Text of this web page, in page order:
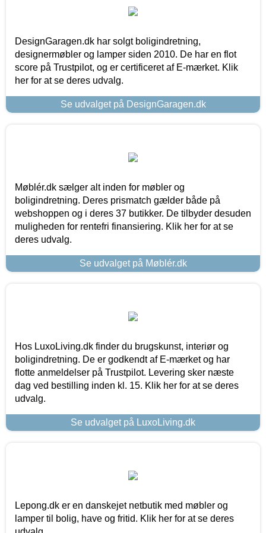
DesignGaragen.dk har solgt boligindretning,
designermøbler og lamper siden 2010. De har en flot
score på Trustpilot, og er certificeret af E-mærket. Klik
her for at se deres udvalg.
Se udvalget på DesignGaragen.dk
Møblér.dk sælger alt inden for møbler og
boligindretning. Deres prismatch gælder både på
webshoppen og i deres 37 butikker. De tilbyder desuden
muligheden for rentefri finansiering. Klik her for at se
deres udvalg.
Se udvalget på Møblér.dk
Hos LuxoLiving.dk finder du brugskunst, interiør og
boligindretning. De er godkendt af E-mærket og har
flotte anmeldelser på Trustpilot. Levering sker næste
dag ved bestilling inden kl. 15. Klik her for at se deres
udvalg.
Se udvalget på LuxoLiving.dk
Lepong.dk er en danskejet netbutik med møbler og
lamper til bolig, have og fritid. Klik her for at se deres